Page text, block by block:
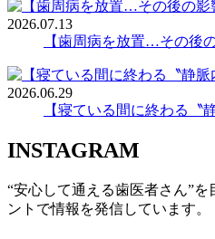
2026.07.13
【歯周病を放置…その後
2026.06.29
【寝ている間に終わる〝
INSTAGRAM
“安心して通える歯医者さん”
ントで情報を発信しています。